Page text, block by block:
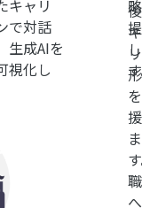
ま
キャリ
で対話
生成AIを
視化し